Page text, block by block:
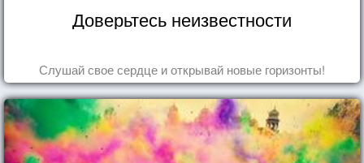
Доверьтесь неизвестности
Слушай свое сердце и открывай новые горизонты!